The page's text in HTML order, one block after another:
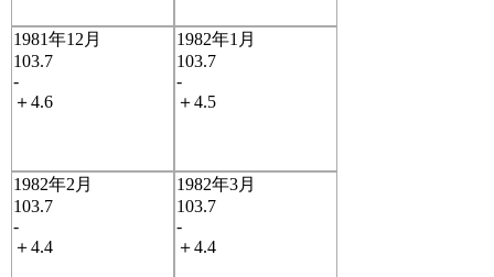
1981年12月
103.7
-
＋4.6
1982年1月
103.7
-
＋4.5
1982年2月
103.7
-
＋4.4
1982年3月
103.7
-
＋4.4